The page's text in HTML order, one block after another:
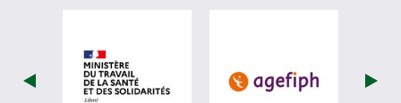
visiter les site de Ministère du travail
visiter les